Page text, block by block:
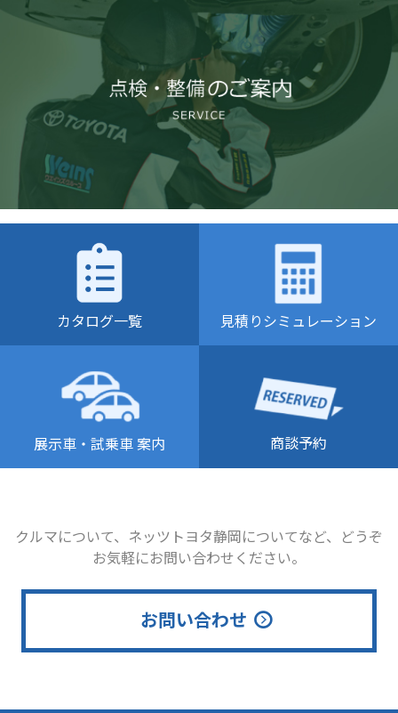
カタログ一覧 見積りシミュレーション
展示車・試乗車 案内 商談予約
クルマについて、ネッツトヨタ静岡についてなど、どうぞ
お気軽にお問い合わせください。
お問い合わせ